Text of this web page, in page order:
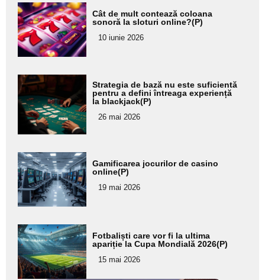
Adaugă
aici textul
pentru
subtitlu
Cât de mult contează coloana
sonoră la sloturi online?(P)
10 iunie 2026
Adaugă
aici textul
pentru
subtitlu
Strategia de bază nu este suficientă
pentru a defini întreaga experiență
la blackjack(P)
26 mai 2026
Adaugă
aici textul
pentru
subtitlu
Gamificarea jocurilor de casino
online(P)
19 mai 2026
Adaugă
aici textul
pentru
subtitlu
Fotbaliști care vor fi la ultima
apariție la Cupa Mondială 2026(P)
15 mai 2026